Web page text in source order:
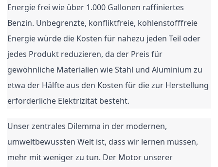
Energie frei wie über 1.000 Gallonen raffiniertes
Benzin. Unbegrenzte, konfliktfreie, kohlenstofffreie
Energie würde die Kosten für nahezu jeden Teil oder
jedes Produkt reduzieren, da der Preis für
gewöhnliche Materialien wie Stahl und Aluminium zu
etwa der Hälfte aus den Kosten für die zur Herstellung
erforderliche Elektrizität besteht.
Unser zentrales Dilemma in der modernen,
umweltbewussten Welt ist, dass wir lernen müssen,
mehr mit weniger zu tun. Der Motor unserer